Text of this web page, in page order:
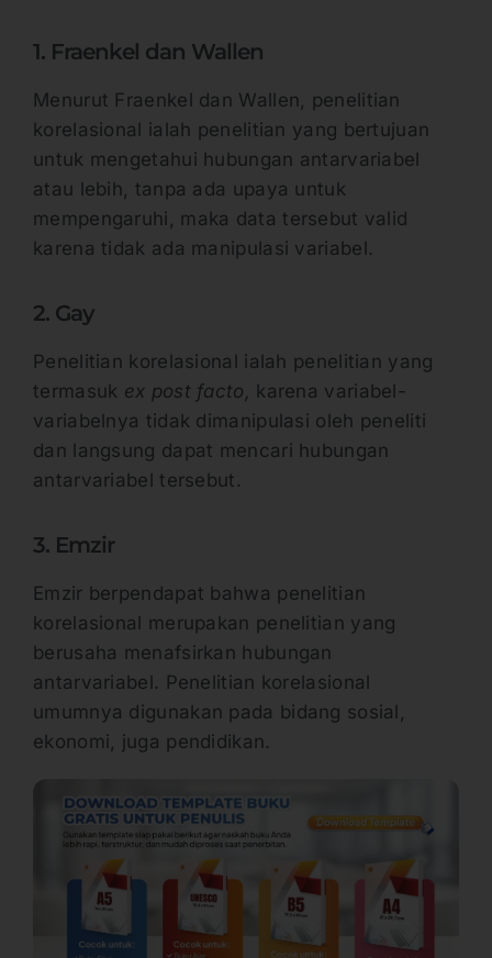
1. Fraenkel dan Wallen
Menurut Fraenkel dan Wallen, penelitian
korelasional ialah penelitian yang bertujuan
untuk mengetahui hubungan antarvariabel
atau lebih, tanpa ada upaya untuk
mempengaruhi, maka data tersebut valid
karena tidak ada manipulasi variabel.
2. Gay
Penelitian korelasional ialah penelitian yang
termasuk ex post facto, karena variabel-
variabelnya tidak dimanipulasi oleh peneliti
dan langsung dapat mencari hubungan
antarvariabel tersebut.
3. Emzir
Emzir berpendapat bahwa penelitian
korelasional merupakan penelitian yang
berusaha menafsirkan hubungan
antarvariabel. Penelitian korelasional
umumnya digunakan pada bidang sosial,
ekonomi, juga pendidikan.